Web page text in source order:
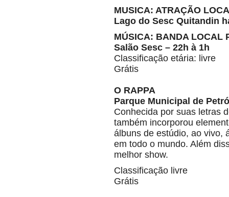
MUSICA: ATRAÇÃO
Lago do Sesc Quitandin
MÚSICA: BANDA LOCAL
Salão Sesc – 22h à 1h
Classificação etária: livre
Grátis
O RAPPA
Parque Municipal de
Conhecida por suas letras
também incorporou
álbuns de estúdio, ao vivo,
em todo o mundo. Além
melhor show.
Classificação livre
Grátis